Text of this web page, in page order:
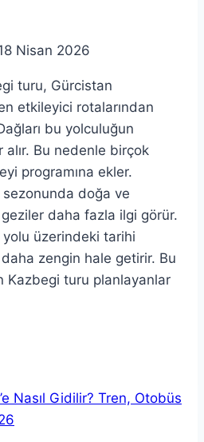
Nisan 2026
turu, Gürcistan
etkileyici rotalarından
bu yolculuğun
alır. Bu nedenle birçok
programına ekler.
doğa ve
daha fazla ilgi görür.
yolu üzerindeki tarihi
zengin hale getirir. Bu
Kazbegi turu planlayanlar